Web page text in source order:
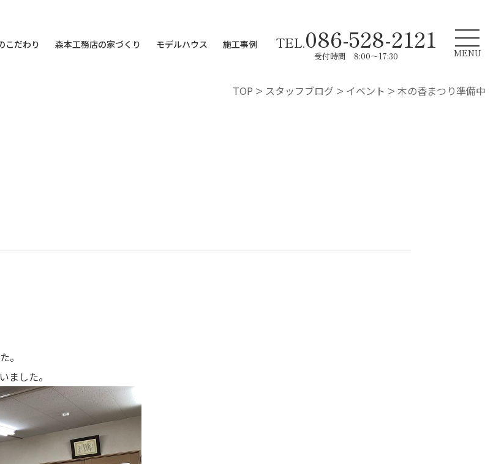
こだわり 森本工務店の家づくり モデルハウス 施工事例 TEL.086-528-2121
受付時間 8:00～17:30 MENU
TOP > スタッフブログ > イベント > 木の香まつり準備中
。
ました。